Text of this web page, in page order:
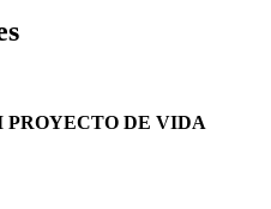
PROYECTO DE VIDA